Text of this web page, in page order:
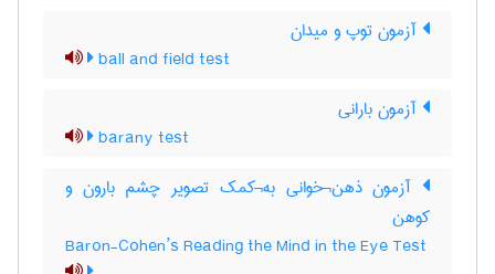
آزمون توپ و میدان
ball and field test
آزمون بارانی
barany test
آزمون ذهن¬خوانی به¬کمک تصویر چشم بارون و
کوهن
Baron-Cohen’s Reading the Mind in the Eye Test